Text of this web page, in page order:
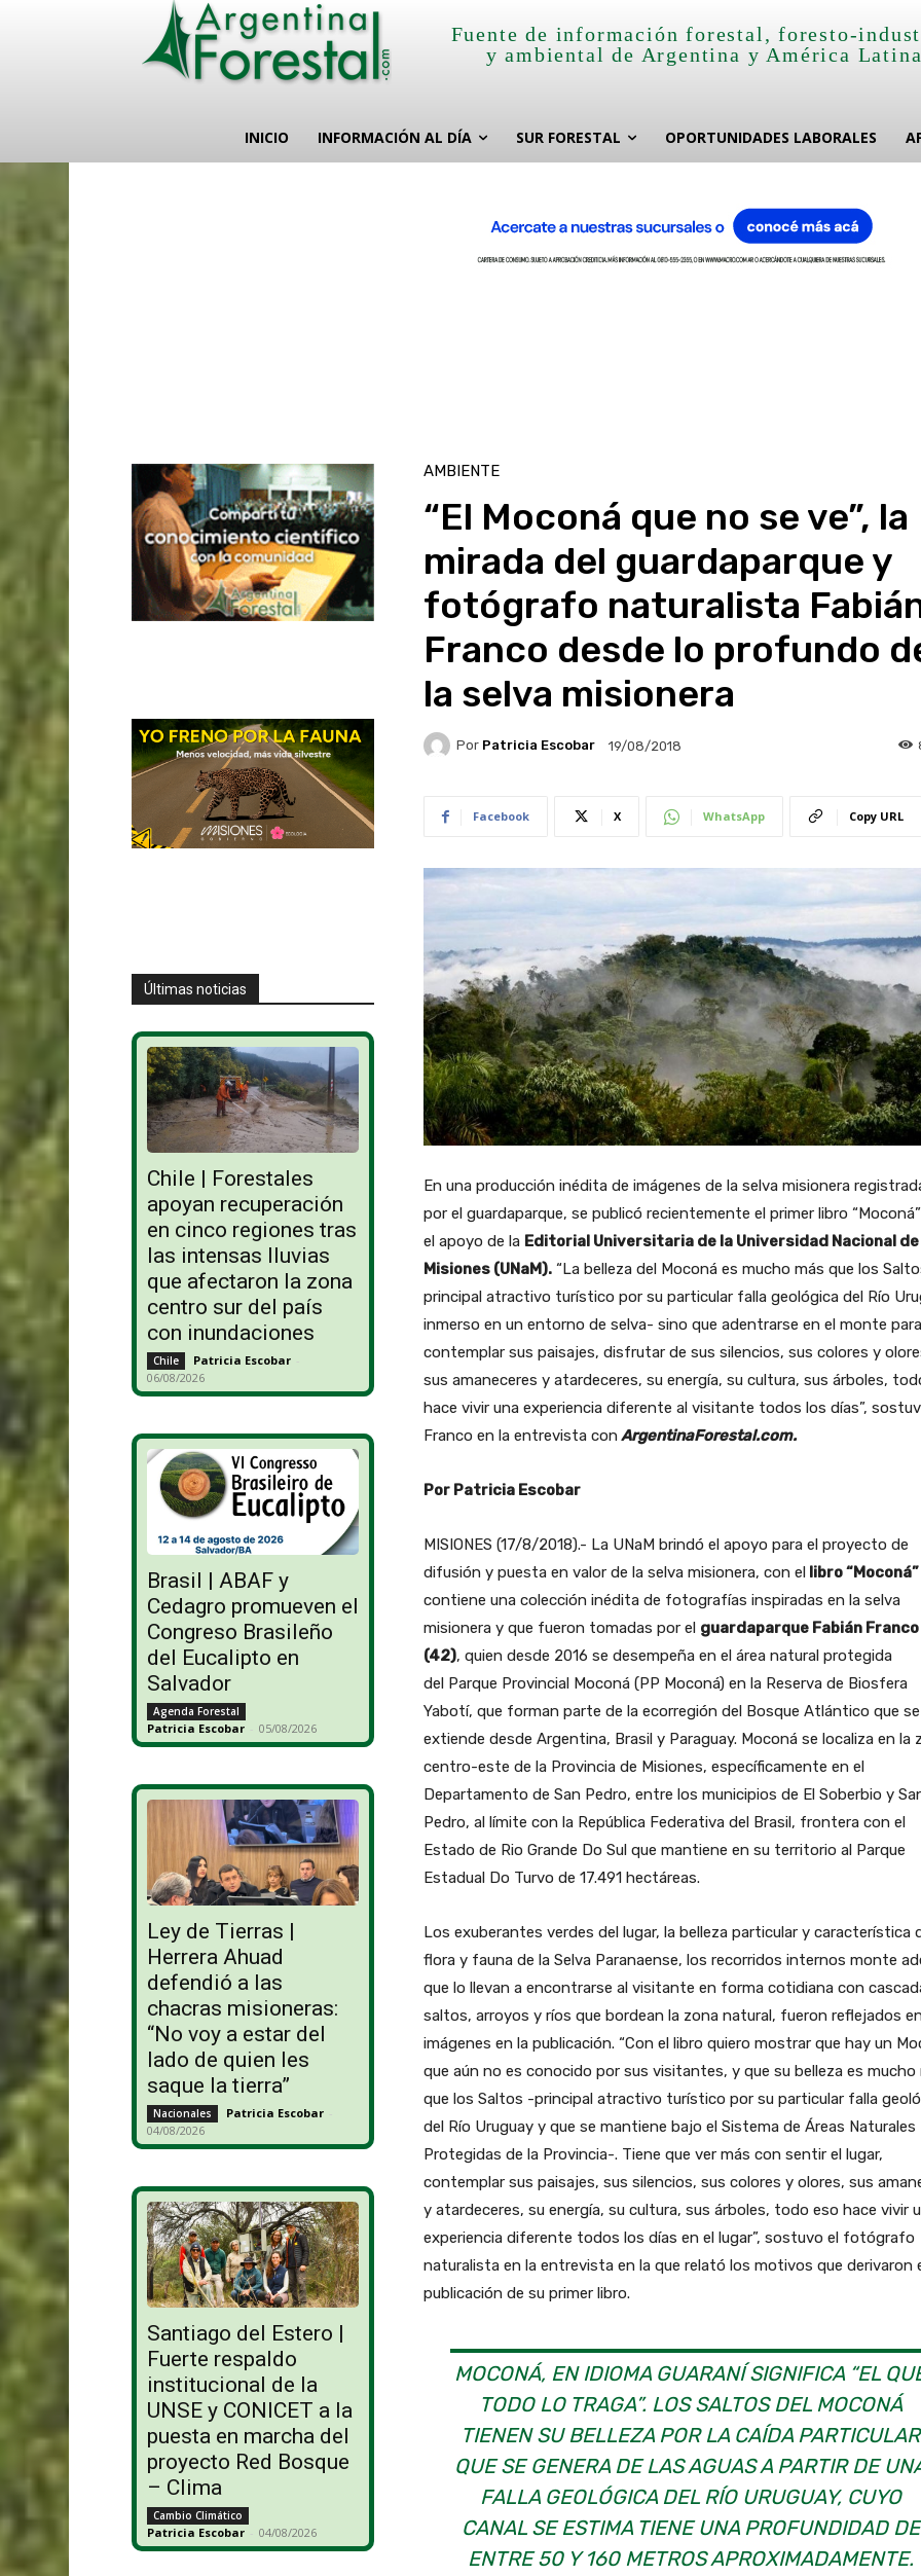
Fuente de información forestal, foresto-
y ambiental de Argentina y América
INICIO INFORMACIÓN AL DÍA SUR FORESTAL OPORTUNIDADES LABORALES
Últimas noticias
Chile | Forestales
apoyan recuperación
en cinco regiones tras
las intensas lluvias
que afectaron la zona
centro sur del país
con inundaciones
Chile Patricia Escobar -
06/08/2026
Brasil | ABAF y
Cedagro promueven el
Congreso Brasileño
del Eucalipto en
Salvador
Agenda Forestal
Patricia Escobar - 05/08/2026
Ley de Tierras |
Herrera Ahuad
defendió a las
chacras misioneras:
“No voy a estar del
lado de quien les
saque la tierra”
Nacionales Patricia Escobar -
04/08/2026
Santiago del Estero |
Fuerte respaldo
institucional de la
UNSE y CONICET a la
puesta en marcha del
proyecto Red Bosque
– Clima
Cambio Climático
Patricia Escobar - 04/08/2026
AMBIENTE
“El Moconá que no se ve”, la
mirada del guardaparque y
fotógrafo naturalista
Franco desde lo profundo
la selva misionera
Por Patricia Escobar 19/08/2018
Facebook X WhatsApp Copy URL
En una producción inédita de imágenes de la selva misionera
por el guardaparque, se publicó recientemente el primer libro
el apoyo de la Editorial Universitaria de la Universidad Nacional de
Misiones (UNaM).“La belleza del Moconá es mucho más que los
principal atractivo turístico por su particular falla geológica del Río
inmerso en un entorno de selva- sino que adentrarse en el monte para
contemplar sus paisajes, disfrutar de sus silencios, sus colores y
sus amaneceres y atardeceres, su energía, su cultura, sus árboles,
hace vivir una experiencia diferente al visitante todos los días”,
Franco en la entrevista conArgentinaForestal.com.
Por Patricia Escobar
MISIONES (17/8/2018).- La UNaM brindó el apoyo para el proyecto de
difusión y puesta en valor de la selva misionera, con ellibro “Moconá”
contiene una colección inédita de fotografías inspiradas en la selva
misionera y que fueron tomadas por el guardaparque Fabián Franco
(42), quien desde 2016 se desempeña en el área natural protegida
del Parque Provincial Moconá (PP Moconá) en la Reserva de Biosfera
Yabotí, que forman parte de la ecorregión del Bosque Atlántico que se
extiende desde Argentina, Brasil y Paraguay. Moconá se localiza en la
centro-este de la Provincia de Misiones, específicamente en el
Departamento de San Pedro, entre los municipios de El Soberbio y
Pedro, al límite con la República Federativa del Brasil, frontera con el
Estado de Rio Grande Do Sul que mantiene en su territorio al Parque
Estadual Do Turvo de 17.491 hectáreas.
Los exuberantes verdes del lugar, la belleza particular y característica
flora y fauna de la Selva Paranaense, los recorridos internos monte
que lo llevan a encontrarse al visitante en forma cotidiana con
saltos, arroyos y ríos que bordean la zona natural, fueron reflejados
imágenes en la publicación. “Con el libro quiero mostrar que hay un
que aún no es conocido por sus visitantes, y que su belleza es mucho
que los Saltos -principal atractivo turístico por su particular falla
del Río Uruguay y que se mantiene bajo el Sistema de Áreas Naturales
Protegidas de la Provincia-. Tiene que ver más con sentir el lugar,
contemplar sus paisajes, sus silencios, sus colores y olores, sus
y atardeceres, su energía, su cultura, sus árboles, todo eso hace vivir
experiencia diferente todos los días en el lugar”, sostuvo el fotógrafo
naturalista en la entrevista en la que relató los motivos que derivaron
publicación de su primer libro.
MOCONÁ, EN IDIOMA GUARANÍ SIGNIFICA “EL
TODO LO TRAGA”. LOS SALTOS DEL MOCONÁ
TIENEN SU BELLEZA POR LA CAÍDA PARTICULAR
QUE SE GENERA DE LAS AGUAS A PARTIR DE
FALLA GEOLÓGICA DEL RÍO URUGUAY, CUYO
CANAL SE ESTIMA TIENE UNA PROFUNDIDAD DE
ENTRE 50 Y 160 METROS APROXIMADAMENTE.